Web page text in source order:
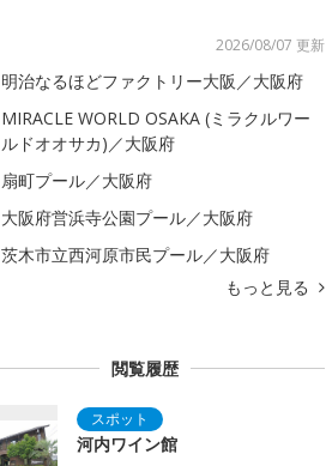
2026/08/07 更新
明治なるほどファクトリー大阪／大阪府
MIRACLE WORLD OSAKA (ミラクルワー
ルドオオサカ)／大阪府
扇町プール／大阪府
大阪府営浜寺公園プール／大阪府
茨木市立西河原市民プール／大阪府
もっと見る
閲覧履歴
河内ワイン館